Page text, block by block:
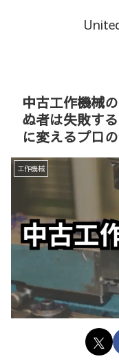
中古工作機械
ぬ者は失敗す
に変えるプロ
工作機械